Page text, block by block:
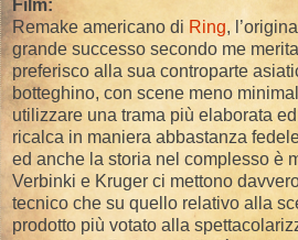
Film:
Remake americano di Ring,
grande successo secondo me
preferisco alla sua controparte
botteghino, con scene meno
utilizzare una trama più elaborata
ricalca in maniera abbastanza
ed anche la storia nel complesso è
Verbinki e Kruger ci mettono
tecnico che su quello relativo alla
prodotto più votato alla